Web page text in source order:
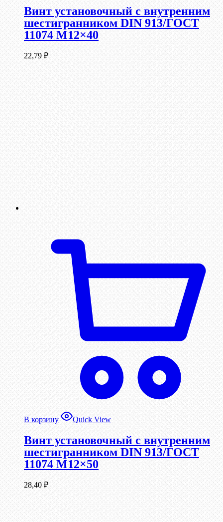
Винт установочный с внутренним
шестигранником DIN 913/ГОСТ
11074 М12×40
22,79 ₽
В корзину Quick View
Винт установочный с внутренним
шестигранником DIN 913/ГОСТ
11074 М12×50
28,40 ₽